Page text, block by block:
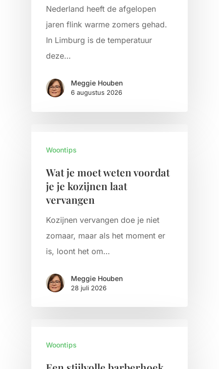
Nederland heeft de afgelopen
jaren flink warme zomers gehad.
In Limburg is de temperatuur
deze…
Meggie Houben
6 augustus 2026
Woontips
Wat je moet weten voordat
je je kozijnen laat
vervangen
Kozijnen vervangen doe je niet
zomaar, maar als het moment er
is, loont het om…
Meggie Houben
28 juli 2026
Woontips